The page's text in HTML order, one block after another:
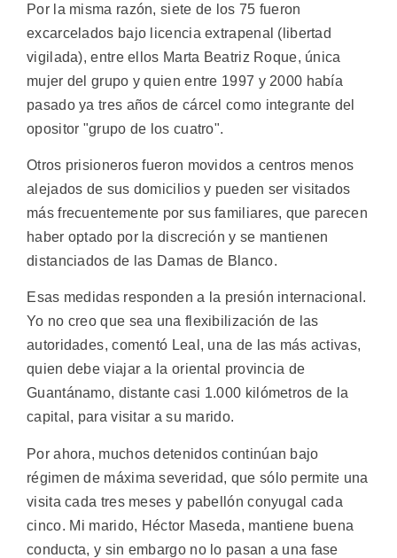
Por la misma razón, siete de los 75 fueron
excarcelados bajo licencia extrapenal (libertad
vigilada), entre ellos Marta Beatriz Roque, única
mujer del grupo y quien entre 1997 y 2000 había
pasado ya tres años de cárcel como integrante del
opositor "grupo de los cuatro".
Otros prisioneros fueron movidos a centros menos
alejados de sus domicilios y pueden ser visitados
más frecuentemente por sus familiares, que parecen
haber optado por la discreción y se mantienen
distanciados de las Damas de Blanco.
Esas medidas responden a la presión internacional.
Yo no creo que sea una flexibilización de las
autoridades, comentó Leal, una de las más activas,
quien debe viajar a la oriental provincia de
Guantánamo, distante casi 1.000 kilómetros de la
capital, para visitar a su marido.
Por ahora, muchos detenidos continúan bajo
régimen de máxima severidad, que sólo permite una
visita cada tres meses y pabellón conyugal cada
cinco. Mi marido, Héctor Maseda, mantiene buena
conducta, y sin embargo no lo pasan a una fase